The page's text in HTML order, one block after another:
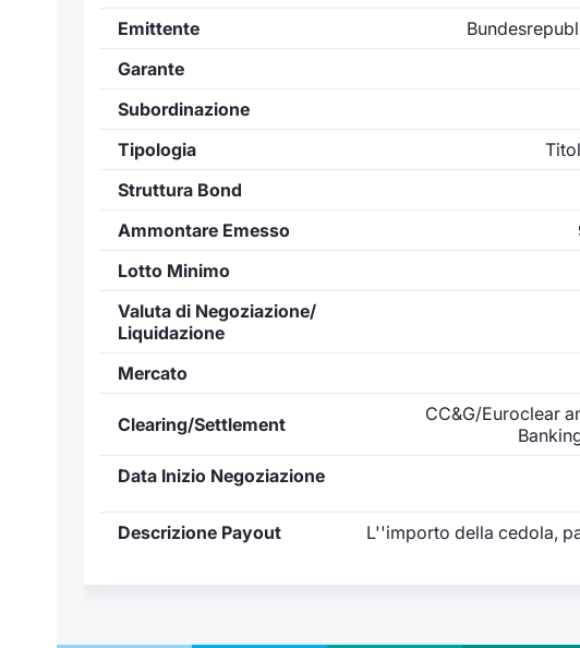
Emittente
Garante
Subordinazione
Tipologia
Struttura Bond
Ammontare Emesso
Lotto Minimo
Valuta di Negoziazione/
Liquidazione
Mercato
Clearing/Settlement
CC&G/Euroclear
Data Inizio Negoziazione
Descrizione Payout L''importo della cedola,